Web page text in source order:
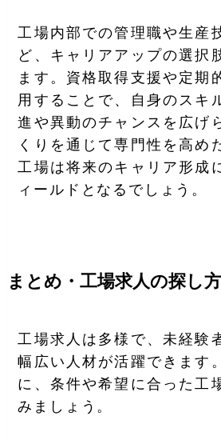
工場内部での管理職や生産
ど、キャリアアップの選択
ます。資格取得支援や定期
用することで、自身のスキ
進や異動のチャンスを広げ
くりを通じて専門性を高め
工場は将来のキャリア形成
ィールドとなるでしょう。
まとめ・工場求人の探し
工場求人は多様で、未経験
幅広い人材が活躍できます
に、条件や希望に合った工
みましょう。